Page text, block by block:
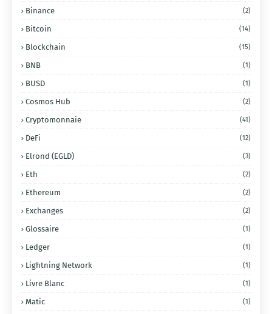
Binance (2)
Bitcoin (14)
Blockchain (15)
BNB (1)
BUSD (1)
Cosmos Hub (2)
Cryptomonnaie (41)
DeFi (12)
Elrond (EGLD) (3)
Eth (2)
Ethereum (2)
Exchanges (2)
Glossaire (1)
Ledger (1)
Lightning Network (1)
Livre Blanc (1)
Matic (1)